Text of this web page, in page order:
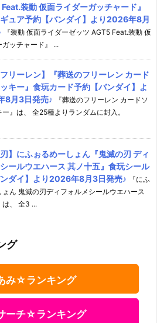
装動 仮面ライダーガッチャード』
ュア予約【バンダイ】より2026年8月
『装動 仮面ライダーゼッツ AGT5 Feat.装動 仮
ッチャード』 ...
フリーレン】『葬送のフリーレン カード
キー』食玩カード予約【バンダイ】よ
8月3日発売♪
『葬送のフリーレン カードソ
』は、 全25種よりランダムに封入。
刃】にふぉるめーしょん『鬼滅の刃 ディ
ールウエハース 其ノ十五』食玩シール
ダイ】より2026年8月3日発売♪
『にふ
ょん 鬼滅の刃ディフォルメシールウエハース
、 全3 ...
グ
み☆ランキング
ーチ☆ランキング